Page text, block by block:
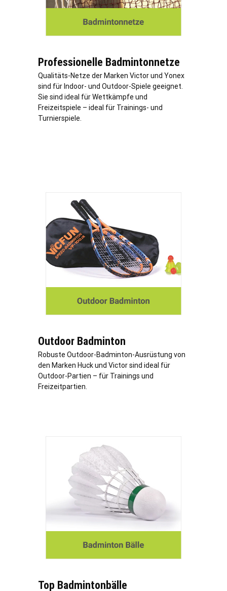
Professionelle Badmintonnetze
Qualitäts-Netze der Marken Victor und Yonex
sind für Indoor- und Outdoor-Spiele geeignet.
Sie sind ideal für Wettkämpfe und
Freizeitspiele – ideal für Trainings- und
Turnierspiele.
Outdoor Badminton
Robuste Outdoor-Badminton-Ausrüstung von
den Marken Huck und Victor sind ideal für
Outdoor-Partien – für Trainings und
Freizeitpartien.
Top Badmintonbälle